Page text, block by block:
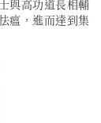
與高功道長相輔
瘟，進而達到集